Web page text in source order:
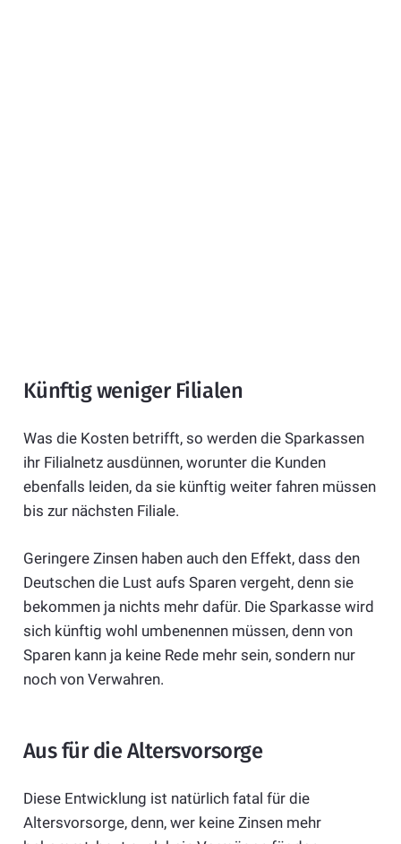
Künftig weniger Filialen
Was die Kosten betrifft, so werden die Sparkassen
ihr Filialnetz ausdünnen, worunter die Kunden
ebenfalls leiden, da sie künftig weiter fahren müssen
bis zur nächsten Filiale.
Geringere Zinsen haben auch den Effekt, dass den
Deutschen die Lust aufs Sparen vergeht, denn sie
bekommen ja nichts mehr dafür. Die Sparkasse wird
sich künftig wohl umbenennen müssen, denn von
Sparen kann ja keine Rede mehr sein, sondern nur
noch von Verwahren.
Aus für die Altersvorsorge
Diese Entwicklung ist natürlich fatal für die
Altersvorsorge, denn, wer keine Zinsen mehr